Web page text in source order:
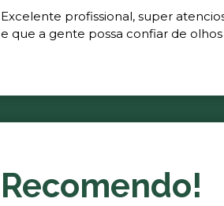
Excelente profissional, super
e que a gente possa confiar de
Recomendo!